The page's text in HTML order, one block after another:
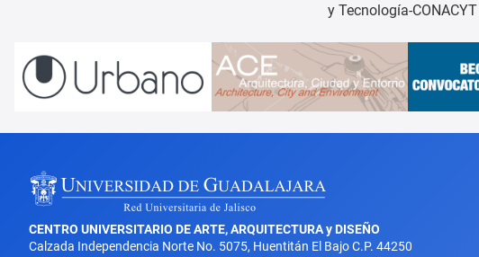
y Tecnología-
CENTRO UNIVERSITARIO DE ARTE, ARQUITECTURA y DISEÑO
Calzada Independencia Norte No. 5075, Huentitán El Bajo C.P. 44250